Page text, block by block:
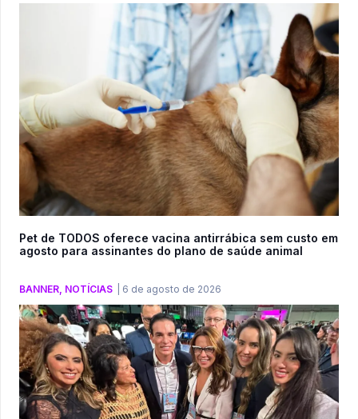
Pet de TODOS oferece vacina antirrábica sem custo em
agosto para assinantes do plano de saúde animal
BANNER, NOTÍCIAS 6 de agosto de 2026